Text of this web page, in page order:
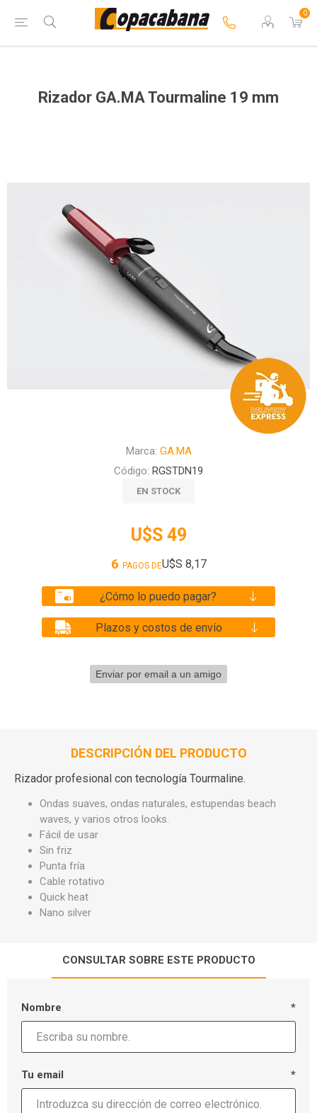
0
Rizador GA.MA Tourmaline 19 mm
Marca: GA.MA
Código: RGSTDN19
EN STOCK
U$S 49
6 PAGOS DEU$S 8,17
¿Cómo lo puedo pagar?
Plazos y costos de envío
DESCRIPCIÓN DEL PRODUCTO
Rizador profesional con tecnología Tourmaline.
Ondas suaves, ondas naturales, estupendas beach
waves, y varios otros looks.
Fácil de usar
Sin friz
Punta fría
Cable rotativo
Quick heat
Nano silver
CONSULTAR SOBRE ESTE PRODUCTO
Nombre *
Tu email *